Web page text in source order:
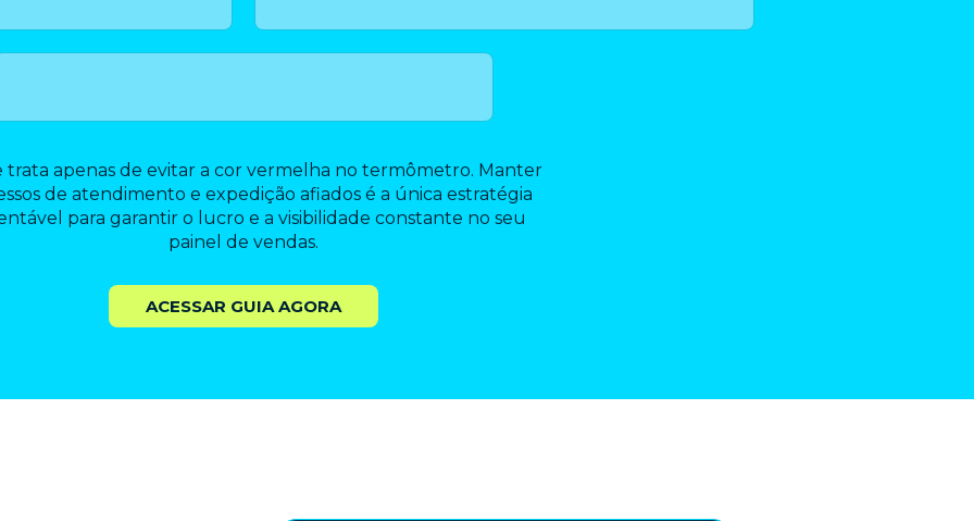
trata apenas de evitar a cor vermelha no termômetro. Manter
de atendimento e expedição afiados é a única estratégia
para garantir o lucro e a visibilidade constante no seu
painel de vendas.
ACESSAR GUIA AGORA